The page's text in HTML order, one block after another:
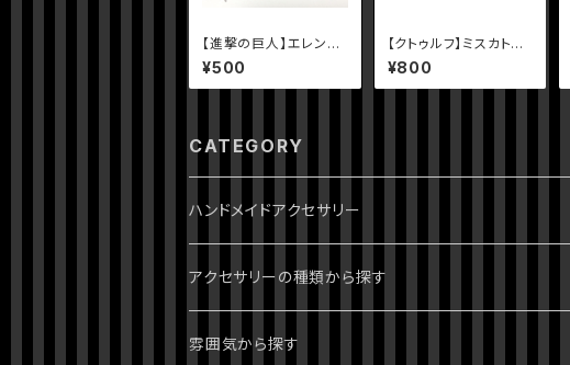
【進撃の巨人】エレンイ
メージピアス
¥500
【クトゥルフ】ミスカトニ
ック大学のピンバッジ
¥800
CATEGORY
ハンドメイドアクセサリー
ジョジョの奇妙な冒険
1部 ファントムブラッド
進撃の巨人
アクセサリーの種類から探す
ピアス・イヤリング
雰囲気から探す